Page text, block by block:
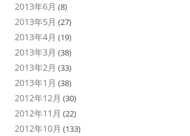
2013年6月 (8)
2013年5月 (27)
2013年4月 (19)
2013年3月 (38)
2013年2月 (33)
2013年1月 (38)
2012年12月 (30)
2012年11月 (22)
2012年10月 (133)